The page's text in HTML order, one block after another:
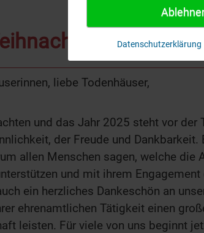
liebe Todenhäuser,
und das Jahr 2025 steht vor der
der Freude und Dankbarkeit.
allen Menschen sagen, welche die
und mit ihrem
ein herzliches Dankeschön an
ehrenamtlichen Tätigkeit einen
leisten. Für viele von uns beginnt
Datenschutzerklärung